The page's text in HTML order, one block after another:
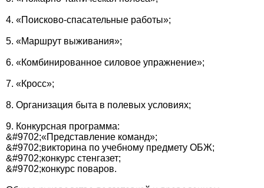
4. «Поисково-спасательные работы»;
5. «Маршрут выживания»;
6. «Комбинированное силовое упражнение»;
7. «Кросс»;
8. Организация быта в полевых условиях;
9. Конкурсная программа:
&#9702;«Представление команд»;
&#9702;викторина по учебному предмету ОБЖ;
&#9702;конкурс стенгазет;
&#9702;конкурс поваров.